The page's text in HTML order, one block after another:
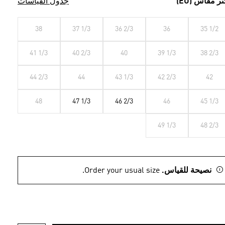
35 1/2
36
36 2/3
37 1/3
38
38 2/3
39 1/3
40
40 2/3
41 1/3
42
42 2/3
43 1/3
44
44 2/3
45 1/3
46
46 2/3
47 1/3
48
48 2/3
49 1/3
نصيحة للقياس.Order your usual size.